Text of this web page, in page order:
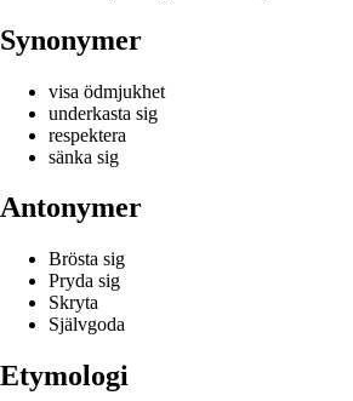
Synonymer
visa ödmjukhet
underkasta sig
respektera
sänka sig
Antonymer
Brösta sig
Pryda sig
Skryta
Självgoda
Etymologi